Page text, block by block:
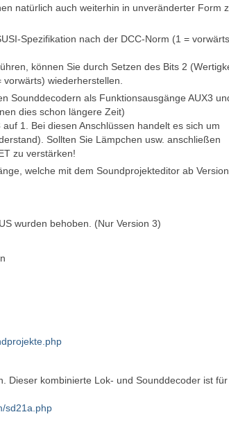
natürlich auch weiterhin in unveränderter Form
Spezifikation nach der DCC-Norm (1 =
können Sie durch Setzen des Bits 2
wiederherstellen.
Sounddecodern als Funktionsausgänge AUX3
dies schon längere Zeit)
1. Bei diesen Anschlüssen handelt es sich um
Sollten Sie Lämpchen usw. anschließen
zu verstärken!
welche mit dem Soundprojekteditor ab
wurden behoben. (Nur Version 3)
Dieser kombinierte Lok- und Sounddecoder ist für
sd21a.php